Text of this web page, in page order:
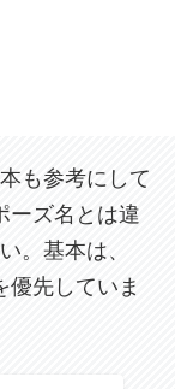
も参考にして
ーズ名とは違
。基本は、
優先していま